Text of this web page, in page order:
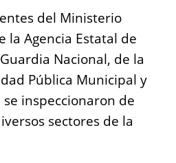
del Ministerio
la Agencia Estatal de
Nacional, de la
Pública Municipal y
inspeccionaron de
sectores de la